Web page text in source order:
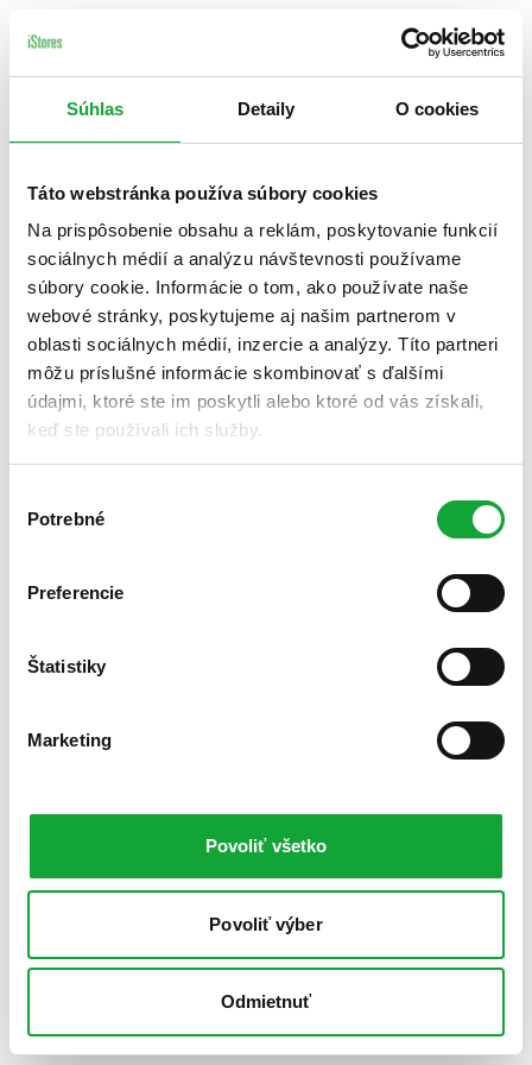
Súhlas Detaily O cookies
Táto webstránka používa súbory cookies
Na prispôsobenie obsahu a reklám, poskytovanie funkcií
sociálnych médií a analýzu návštevnosti používame
súbory cookie. Informácie o tom, ako používate naše
webové stránky, poskytujeme aj našim partnerom v
oblasti sociálnych médií, inzercie a analýzy. Títo partneri
môžu príslušné informácie skombinovať s ďalšími
údajmi, ktoré ste im poskytli alebo ktoré od vás získali,
keď ste používali ich služby.
súhlasu
Potrebné
Preferencie
Štatistiky
Marketing
Povoliť všetko
Povoliť výber
Odmietnuť